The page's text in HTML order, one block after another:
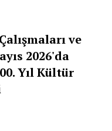
ve
2026'da
Yıl Kültür